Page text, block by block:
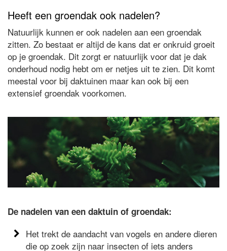
Heeft een groendak ook nadelen?
Natuurlijk kunnen er ook nadelen aan een groendak
zitten. Zo bestaat er altijd de kans dat er onkruid groeit
op je groendak. Dit zorgt er natuurlijk voor dat je dak
onderhoud nodig hebt om er netjes uit te zien. Dit komt
meestal voor bij daktuinen maar kan ook bij een
extensief groendak voorkomen.
De nadelen van een daktuin of groendak:
Het trekt de aandacht van vogels en andere dieren
die op zoek zijn naar insecten of iets anders